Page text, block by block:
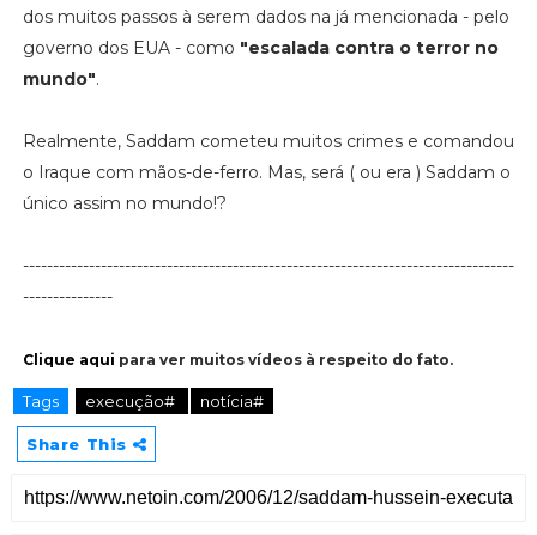
dos muitos passos à serem dados na já mencionada - pelo
governo dos EUA - como "escalada contra o terror no
mundo".
Realmente, Saddam cometeu muitos crimes e comandou
o Iraque com mãos-de-ferro. Mas, será ( ou era ) Saddam o
único assim no mundo!?
----------------------------------------------------------------------------------
---------------
Clique aqui para ver muitos vídeos à respeito do fato.
Tags execução# notícia#
Share This